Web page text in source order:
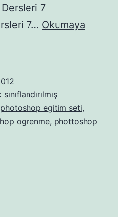
7
7… Okumaya
photoshop egitim seti,
ogrenme, phottoshop